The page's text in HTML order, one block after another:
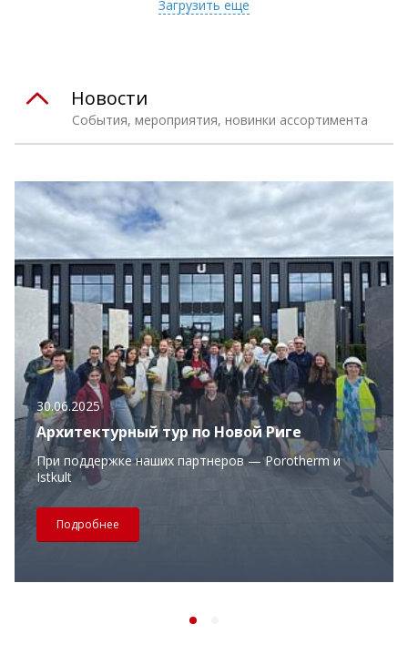
Загрузить еще
События, мероприятия, новинки ассортимента
Новости
30.06.2025
Архитектурный тур по Новой Риге
При поддержке наших партнеров — Porotherm и
Istkult
Подробнее